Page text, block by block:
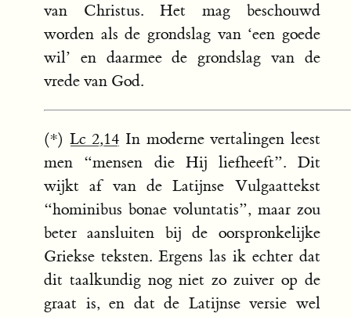
van Christus. Het mag beschouwd
worden als de grondslag van ‘een goede
wil’ en daarmee de grondslag van de
vrede van God.
(*) Lc 2,14 In moderne vertalingen leest
men “mensen die Hij liefheeft”. Dit
wijkt af van de Latijnse Vulgaattekst
“hominibus bonae voluntatis”, maar zou
beter aansluiten bij de oorspronkelijke
Griekse teksten. Ergens las ik echter dat
dit taalkundig nog niet zo zuiver op de
graat is, en dat de Latijnse versie wel